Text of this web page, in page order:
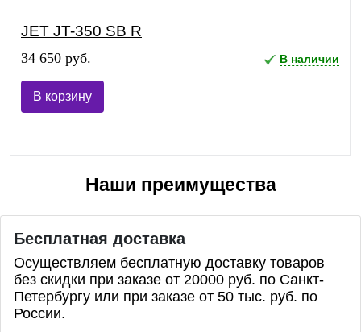
JET JT-350 SB R
34 650 руб. В наличии
В корзину
Наши преимущества
Бесплатная доставка
Осуществляем бесплатную доставку товаров
без скидки при заказе от 20000 руб. по Санкт-
Петербургу или при заказе от 50 тыс. руб. по
России.